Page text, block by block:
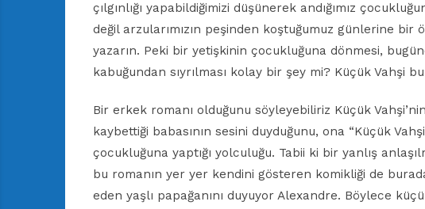
çılgınlığı yapabildiğimizi düşünerek andığımız
değil arzularımızın peşinden koştuğumuz günlerine bir
yazarın. Peki bir yetişkinin çocukluğuna dönmesi,
kabuğundan sıyrılması kolay bir şey mi? Küçük Vahşi
Bir erkek romanı olduğunu söyleyebiliriz Küçük
kaybettiği babasının sesini duyduğunu, ona “Küçük
çocukluğuna yaptığı yolculuğu. Tabii ki bir yanlış
bu romanın yer yer kendini gösteren komikliği de
eden yaşlı papağanını duyuyor Alexandre. Böylece